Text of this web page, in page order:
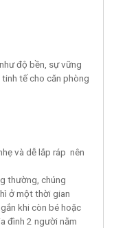
độ bền, sự vững
tế cho căn phòng
và dễ lắp ráp nên
thường, chúng
ở một thời gian
khi còn bé hoặc
đình 2 người nằm